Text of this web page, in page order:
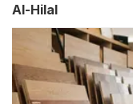
Al-Hilal